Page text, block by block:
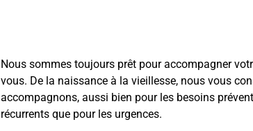
Nous sommes toujours prêt pour accompagner
vous. De la naissance à la vieillesse, nous vous
accompagnons, aussi bien pour les besoins
récurrents que pour les urgences.